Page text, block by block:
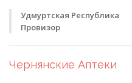
Удмуртская Республика
Провизор
Чернянские Аптеки